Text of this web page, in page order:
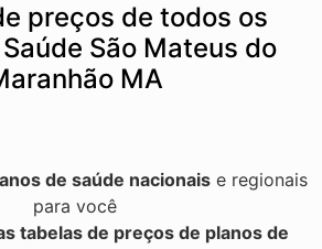
preços de todos os
São Mateus do
MA
de saúde nacionaise regionais
para você
tabelas de preços de planos de